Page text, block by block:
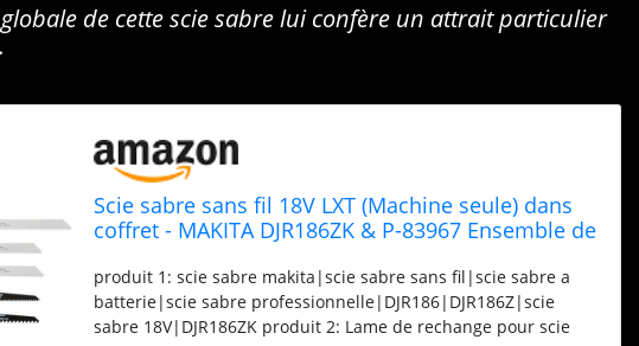
de cette scie sabre lui confère un attrait particulier
Scie sabre sans fil 18V LXT (Machine seule) dans
coffret - MAKITA DJR186ZK & P-83967 Ensemble de
produit 1: scie sabre makita|scie sabre sans fil|scie sabre a
batterie|scie sabre professionnelle|DJR186|DJR186Z|scie
sabre 18V|DJR186ZK produit 2: Lame de rechange pour scie